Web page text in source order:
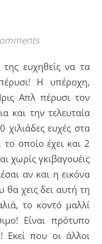
Η υπέροχη,
Απλ πέρυσι τον
και την τελευταία
ευχές στα
οποίο έχει και 2
χωρίς γκιβαγουέις
αν και η εικόνα
χεις δει αυτή τη
το κοντό μαλλί
Είναι πρότυπο
που οι άλλοι